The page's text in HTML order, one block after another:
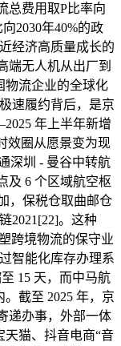
总费用取P比率向
2030年40%的政
经济高质量成长的
端无人机从出厂到
物流企业的全球化
速履约背后，是京
年上半年新增
效圈从愿景变为现
深圳 - 曼谷中转航
及 6 个区域航空枢
，保税仓取曲邮仓
2021[22]。这种
跨境物流的保守业
智能化库存办理系
15 天，而中马航
截至 2025 年，京
递办事，外部一体
天猫、抖音电商“音